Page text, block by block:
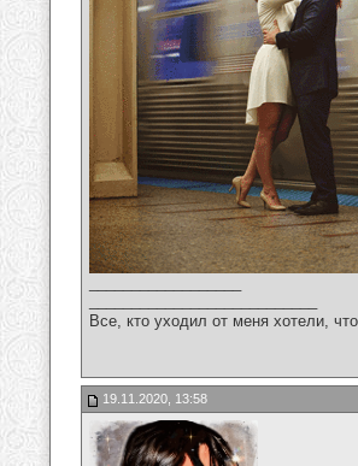
Все, кто уходил от меня хотели,
19.11.2020, 13:58